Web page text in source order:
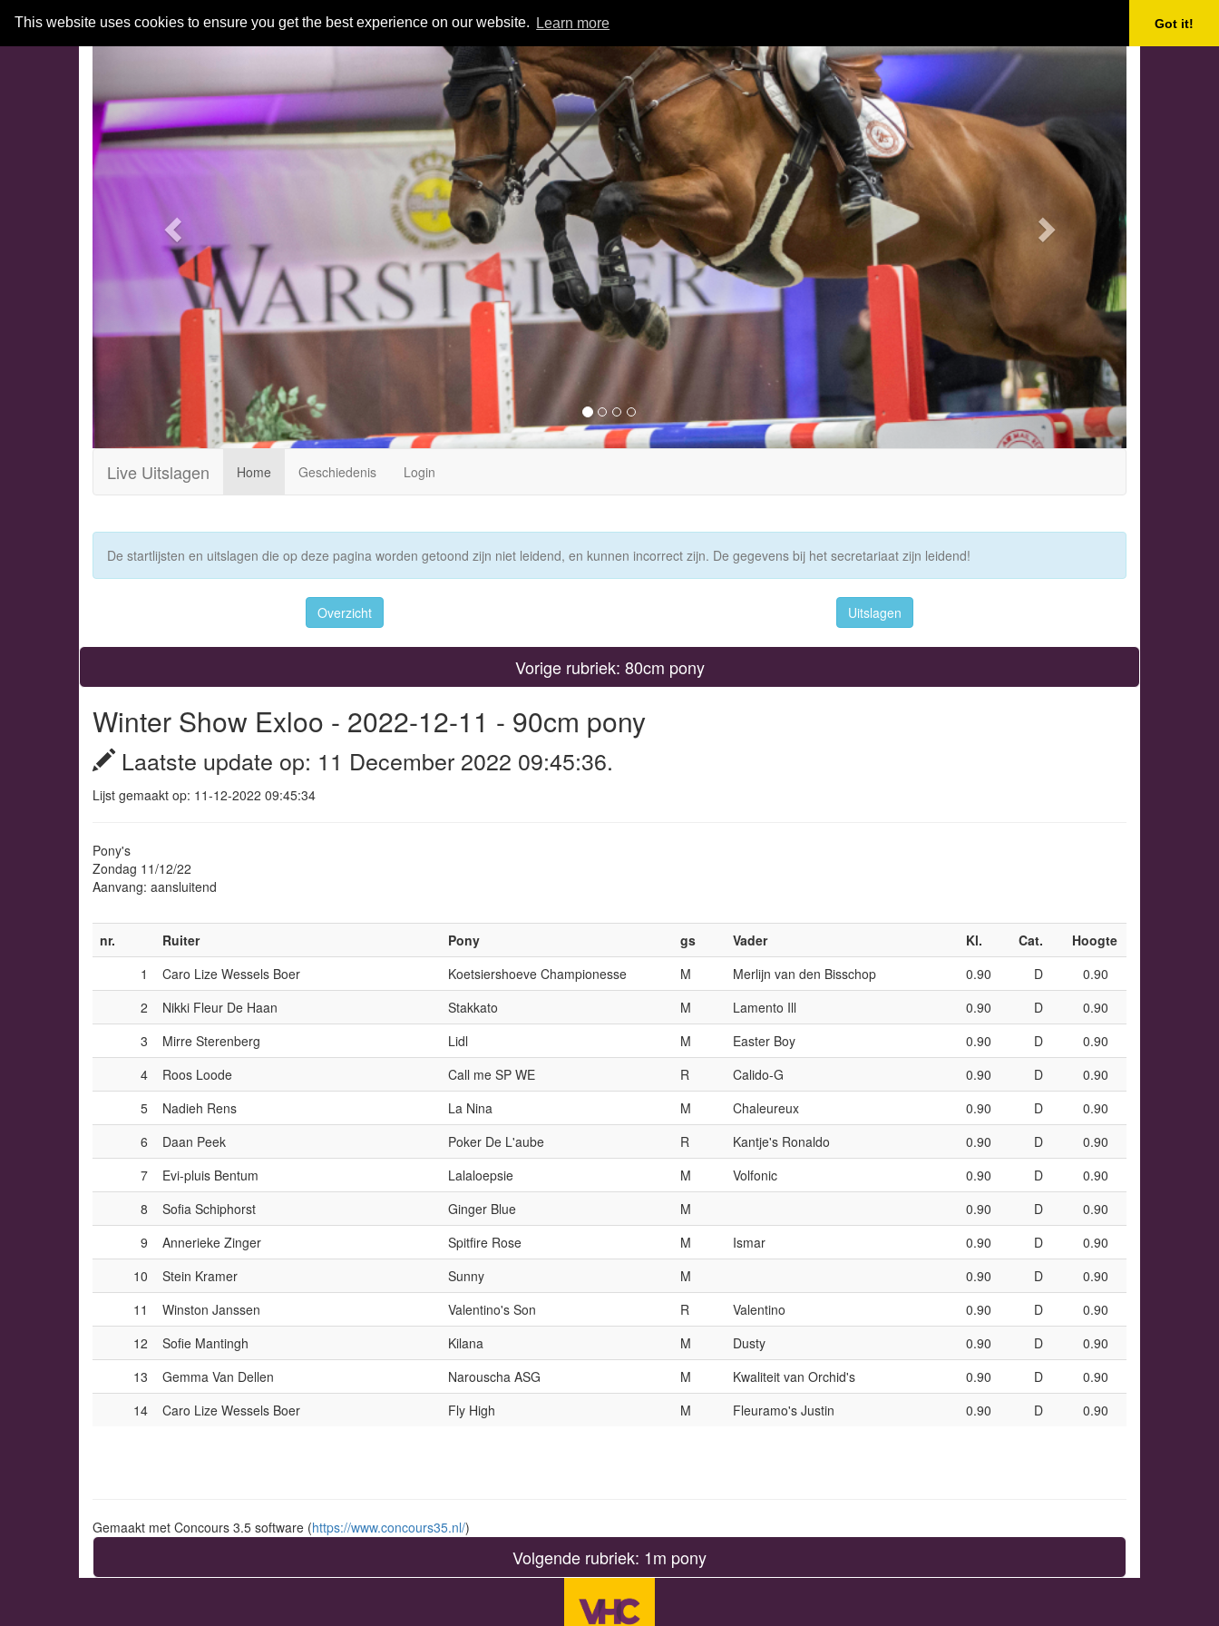
This website uses cookies to ensure you get the best experience on our website. Learn more Got it!
Previous
Live Uitslagen Home Geschiedenis Login
De startlijsten en uitslagen die op deze pagina worden getoond zijn niet leidend, en kunnen incorrect zijn. De gegevens bij het secretariaat zijn leidend!
Overzicht Uitslagen
Vorige rubriek: 80cm pony
Winter Show Exloo - 2022-12-11 - 90cm pony
Laatste update op: 11 December 2022 09:45:36.
Lijst gemaakt op: 11-12-2022 09:45:34
Pony's
Zondag 11/12/22
Aanvang: aansluitend
nr. Ruiter Pony gs Vader Kl. Cat.
Hoogte
1
Caro Lize Wessels Boer Koetsiershoeve Championesse M Merlijn van den Bisschop 0.90 D
0.90
2
Nikki Fleur De Haan Stakkato M Lamento Ill 0.90 D
0.90
3
Mirre Sterenberg Lidl M Easter Boy 0.90 D
0.90
4
Roos Loode Call me SP WE R Calido-G 0.90 D
0.90
5
Nadieh Rens La Nina M Chaleureux 0.90 D
0.90
6
Daan Peek Poker De L'aube R Kantje's Ronaldo 0.90 D
0.90
7
Evi-pluis Bentum Lalaloepsie M Volfonic 0.90 D
0.90
8
Sofia Schiphorst Ginger Blue M 0.90 D
0.90
9
Annerieke Zinger Spitfire Rose M Ismar 0.90 D
0.90
10
Stein Kramer Sunny M 0.90 D
0.90
11
Winston Janssen Valentino's Son R Valentino 0.90 D
0.90
12
Sofie Mantingh Kilana M Dusty 0.90 D
0.90
13
Gemma Van Dellen Narouscha ASG M Kwaliteit van Orchid's 0.90 D
0.90
14
Caro Lize Wessels Boer Fly High M Fleuramo's Justin 0.90 D 0.90
Gemaakt met Concours 3.5 software (https://www.concours35.nl/)
Volgende rubriek: 1m pony